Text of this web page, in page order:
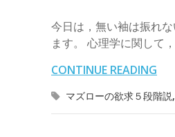
o
o
k
e
r
s
e
今日は，無い袖は振れ
ます。 心理学に関して
CONTINUE READING
マズローの欲求５段階説,